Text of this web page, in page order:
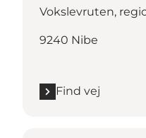
Vokslevruten,
9240 Nibe
Find vej